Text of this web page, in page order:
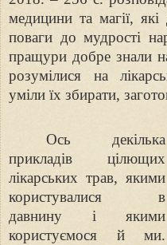
медицини та магії,
поваги до мудрості
пращури добре знали
розумілися на
уміли їх збирати,
Ось декілька
прикладів цілющих
лікарських трав, якими
користувалися в
давнину і якими
користуємося й ми.